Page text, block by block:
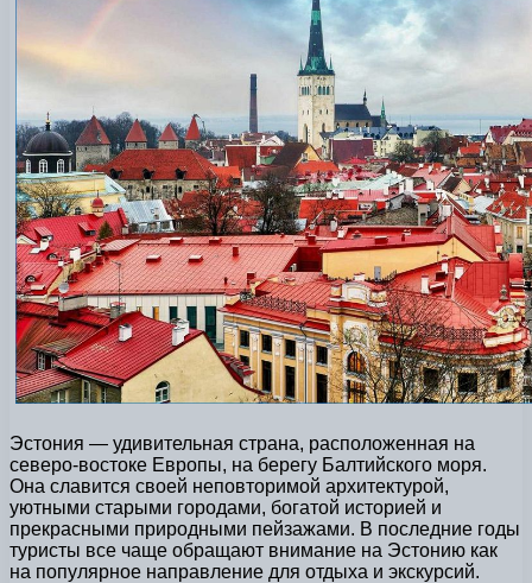
Эстония — удивительная страна, расположенная на
северо-востоке Европы, на берегу Балтийского моря.
Она славится своей неповторимой архитектурой,
уютными старыми городами, богатой историей и
прекрасными природными пейзажами. В последние годы
туристы все чаще обращают внимание на Эстонию как
на популярное направление для отдыха и экскурсий.